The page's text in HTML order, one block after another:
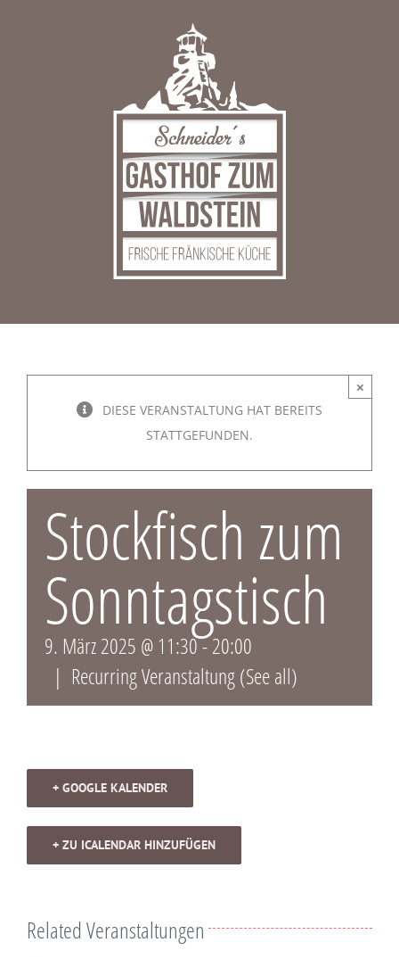
×
DIESE VERANSTALTUNG HAT BEREITS
STATTGEFUNDEN.
Stockfisch zum
Sonntagstisch
9. März 2025 @ 11:30-20:00
| Recurring Veranstaltung(See all)
+ GOOGLE KALENDER
+ ZU ICALENDAR HINZUFÜGEN
Related Veranstaltungen